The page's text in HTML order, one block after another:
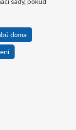
doma